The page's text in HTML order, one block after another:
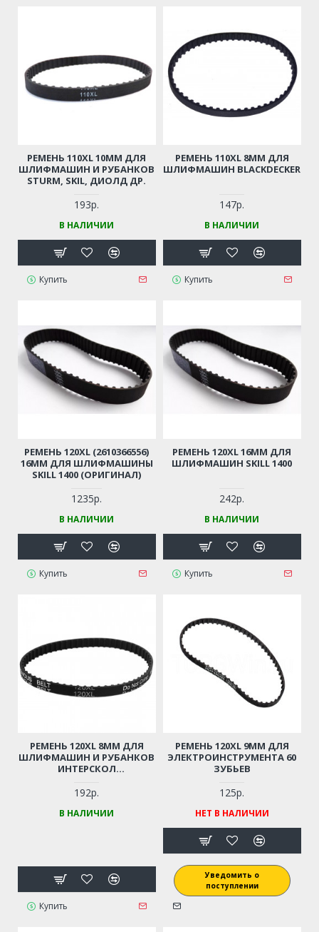
РЕМЕНЬ 110XL 10ММ ДЛЯ
ШЛИФМАШИН И РУБАНКОВ
STURM, SKIL, ДИОЛД ДР.
193р.
В НАЛИЧИИ
Купить
РЕМЕНЬ 110XL 8ММ ДЛЯ
ШЛИФМАШИН BLACKDECKER
147р.
В НАЛИЧИИ
Купить
РЕМЕНЬ 120XL (2610366556)
16ММ ДЛЯ ШЛИФМАШИНЫ
SKILL 1400 (ОРИГИНАЛ)
1235р.
В НАЛИЧИИ
Купить
РЕМЕНЬ 120XL 16ММ ДЛЯ
ШЛИФМАШИН SKILL 1400
242р.
В НАЛИЧИИ
Купить
РЕМЕНЬ 120XL 8ММ ДЛЯ
ШЛИФМАШИН И РУБАНКОВ
ИНТЕРСКОЛ
ШЛИФМАШИНЫ-76/900,
MACALLISTER 1000BS,
SKILL7640, PERFORMANCE
192р.
В НАЛИЧИИ
Купить
РЕМЕНЬ 120XL 9ММ ДЛЯ
ЭЛЕКТРОИНСТРУМЕНТА 60
ЗУБЬЕВ
125р.
НЕТ В НАЛИЧИИ
Уведомить о
поступлении